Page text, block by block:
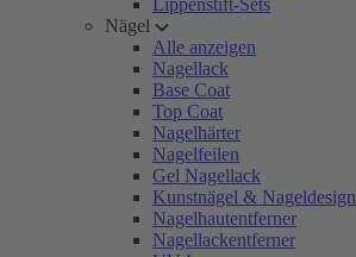
Lippenstift-Sets
Nägel
Alle anzeigen
Nagellack
Base Coat
Top Coat
Nagelhärter
Nagelfeilen
Gel Nagellack
Kunstnägel & Nageldesign
Nagelhautentferner
Nagellackentferner